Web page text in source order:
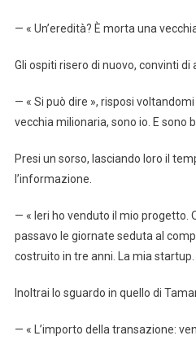
— « Un’eredità? È morta una
Gli ospiti risero di nuovo, convinti di
— « Si può dire », risposi
vecchia milionaria, sono io. E sono
Presi un sorso, lasciando loro il
l’informazione.
— « Ieri ho venduto il mio progetto.
passavo le giornate seduta al
costruito in tre anni. La mia startup.
Inoltrai lo sguardo in quello di
— « L’importo della transazione: